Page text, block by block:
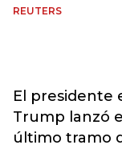
REUTERS
El presidente
Trump lanzó
último tramo